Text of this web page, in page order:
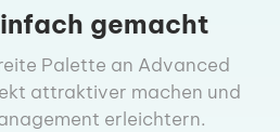
gemacht
Palette an Advanced
attraktiver machen und
erleichtern.